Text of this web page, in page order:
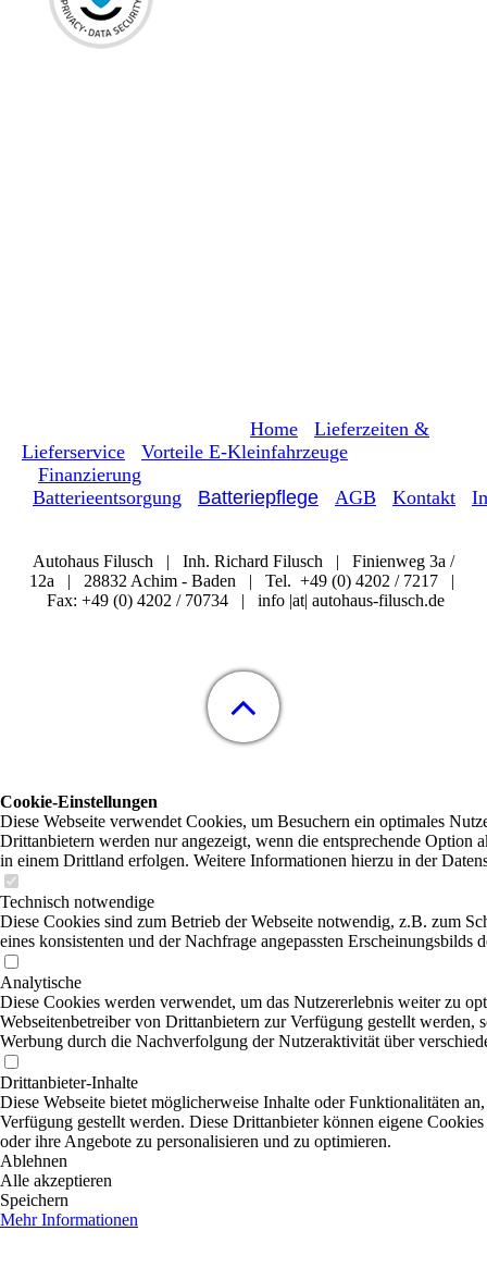
Home
Lieferzeiten &
Lieferservice
Vorteile E-Kleinfahrzeuge
Finanzierung
Batterieentsorgung
Batteriepflege AGB Kontakt
Autohaus Filusch | Inh. Richard Filusch | Finienweg 3a /
12a | 28832 Achim - Baden | Tel. +49 (0) 4202 / 7217 |
Fax: +49 (0) 4202 / 70734 | info |at| autohaus-filusch.de
Cookie-Einstellungen
Diese Webseite verwendet Cookies, um Besuchern ein optimales
Drittanbietern werden nur angezeigt, wenn die entsprechende Option
in einem Drittland erfolgen. Weitere Informationen hierzu in der
Technisch notwendige
Diese Cookies sind zum Betrieb der Webseite notwendig, z.B. zum
eines konsistenten und der Nachfrage angepassten Erscheinungsbilds
Analytische
Diese Cookies werden verwendet, um das Nutzererlebnis weiter zu
Webseitenbetreiber von Drittanbietern zur Verfügung gestellt werden,
Werbung durch die Nachverfolgung der Nutzeraktivität über
Drittanbieter-Inhalte
Diese Webseite bietet möglicherweise Inhalte oder Funktionalitäten
Verfügung gestellt werden. Diese Drittanbieter können eigene
oder ihre Angebote zu personalisieren und zu optimieren.
Ablehnen
Alle akzeptieren
Speichern
Mehr Informationen